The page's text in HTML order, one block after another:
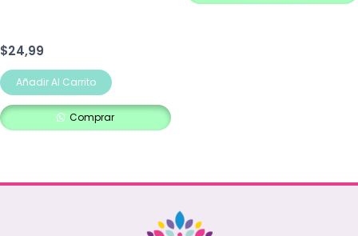
$24,99
Añadir Al Carrito
Comprar